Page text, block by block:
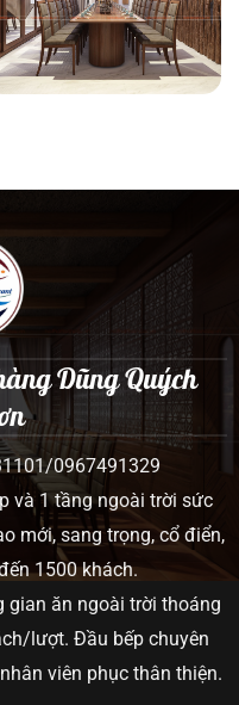
Dũng Quých
0967491329
và 1 tầng ngoài trời sức
mới, sang trọng, cổ điển,
1500 khách.
gian ăn ngoài trời thoáng
lượt. Đầu bếp chuyên
viên phục thân thiện.